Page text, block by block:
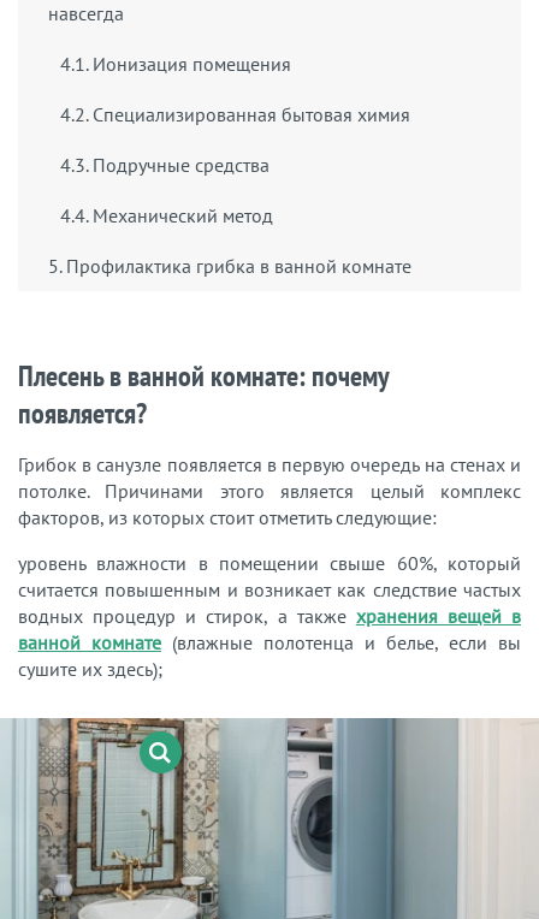
навсегда
4.1. Ионизация помещения
4.2. Специализированная бытовая химия
4.3. Подручные средства
4.4. Механический метод
5. Профилактика грибка в ванной комнате
Плесень в ванной комнате: почему
появляется?
Грибок в санузле появляется в первую очередь на стенах и
потолке. Причинами этого является целый комплекс
факторов, из которых стоит отметить следующие:
уровень влажности в помещении свыше 60%, который
считается повышенным и возникает как следствие частых
водных процедур и стирок, а также хранения вещей в
ванной комнате (влажные полотенца и белье, если вы
сушите их здесь);